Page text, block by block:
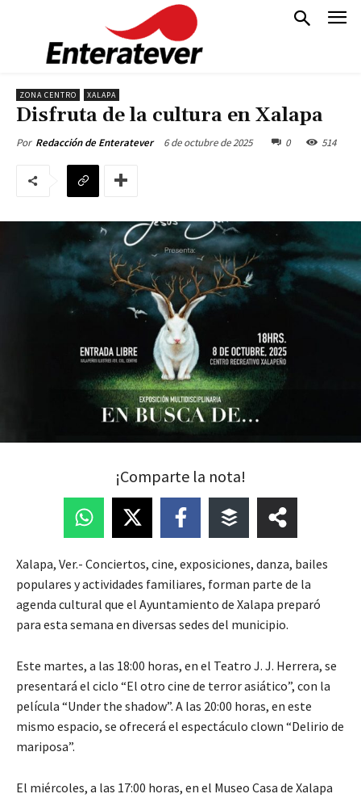
ZONA CENTRO XALAPA
Disfruta de la cultura en Xalapa
Por Redacción de Enteratever 6 de octubre de 2025 0 514
¡Comparte la nota!
Xalapa, Ver.- Conciertos, cine, exposiciones, danza, bailes
populares y actividades familiares, forman parte de la
agenda cultural que el Ayuntamiento de Xalapa preparó
para esta semana en diversas sedes del municipio.
Este martes, a las 18:00 horas, en el Teatro J. J. Herrera, se
presentará el ciclo “El otro cine de terror asiático”, con la
película “Under the shadow”. A las 20:00 horas, en este
mismo espacio, se ofrecerá el espectáculo clown “Delirio de
mariposa”.
El miércoles, a las 17:00 horas, en el Museo Casa de Xalapa